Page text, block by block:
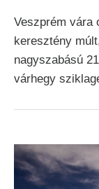
Veszprém vára
keresztény
nagyszabású
várhegy